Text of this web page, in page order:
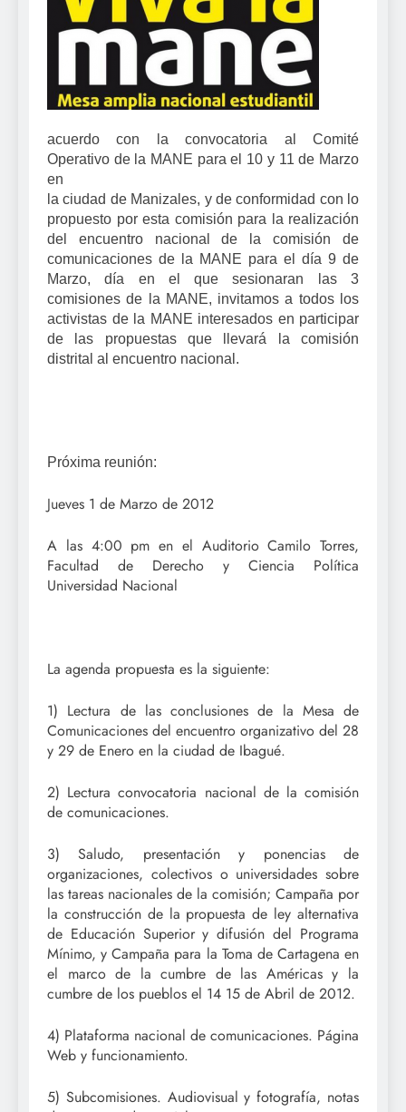
acuerdo con la convocatoria al Comité
Operativo de la MANE para el 10 y 11 de Marzo
en
la ciudad de Manizales, y de conformidad con lo
propuesto por esta comisión para la realización
del encuentro nacional de la comisión de
comunicaciones de la MANE para el día 9 de
Marzo, día en el que sesionaran las 3
comisiones de la MANE, invitamos a todos los
activistas de la MANE interesados en participar
de las propuestas que llevará la comisión
distrital al encuentro nacional.
Próxima reunión:
Jueves 1 de Marzo de 2012
A las 4:00 pm en el Auditorio Camilo Torres,
Facultad de Derecho y Ciencia Política
Universidad Nacional
La agenda propuesta es la siguiente:
1) Lectura de las conclusiones de la Mesa de
Comunicaciones del encuentro organizativo del 28
y 29 de Enero en la ciudad de Ibagué.
2) Lectura convocatoria nacional de la comisión
de comunicaciones.
3) Saludo, presentación y ponencias de
organizaciones, colectivos o universidades sobre
las tareas nacionales de la comisión; Campaña por
la construcción de la propuesta de ley alternativa
de Educación Superior y difusión del Programa
Mínimo, y Campaña para la Toma de Cartagena en
el marco de la cumbre de las Américas y la
cumbre de los pueblos el 14 15 de Abril de 2012.
4) Plataforma nacional de comunicaciones. Página
Web y funcionamiento.
5) Subcomisiones. Audiovisual y fotografía, notas